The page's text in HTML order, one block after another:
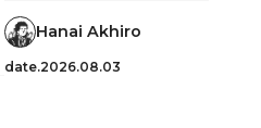
Hanai Akhiro
date.2026.08.03